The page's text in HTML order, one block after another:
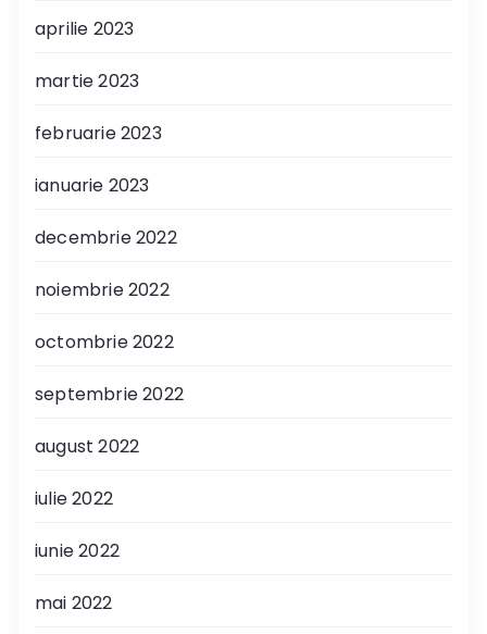
aprilie 2023
martie 2023
februarie 2023
ianuarie 2023
decembrie 2022
noiembrie 2022
octombrie 2022
septembrie 2022
august 2022
iulie 2022
iunie 2022
mai 2022